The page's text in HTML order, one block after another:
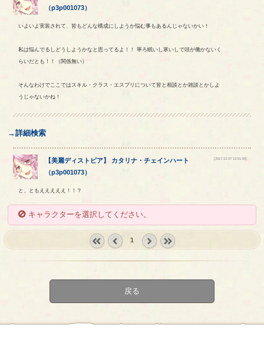
（p3p001073）
いよいよ実装されて、皆もどんな構成にしようか悩む事もあるんじゃないかい！
私は悩んでるしどうしようかなと思ってるよ！！ 寧ろ眠いし寒いしで頭が働かないく
らいだとも！！（関係無い）
そんなわけでここではスキル・クラス・エスプリについて皆と相談とか雑談とかしよ
うじゃないかね！
→詳細検索
【美麗ディストピア】 カタリナ ・チェインハート
（p3p001073）
[2017-12-07 12:51:59]
と、ともえええええ！！？
キャラクターを選択してください。
1
戻る